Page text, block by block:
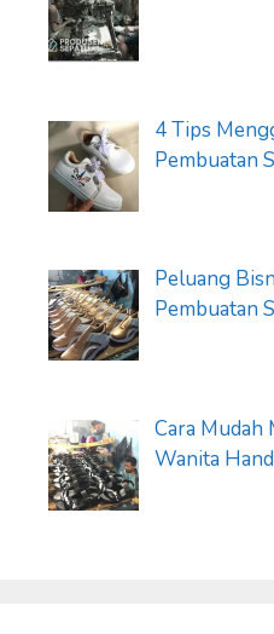
4 Tips
Pembuatan
Peluang
Pembuatan
Cara Mudah
Wanita